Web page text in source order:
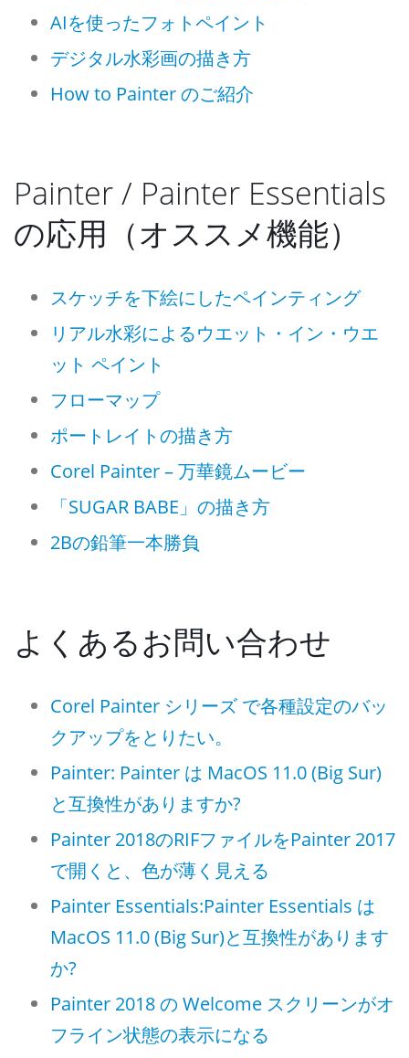
AIを使ったフォトペイント
デジタル水彩画の描き方
How to Painter のご紹介
Painter / Painter Essentials
の応用（オススメ機能）
スケッチを下絵にしたペインティング
リアル水彩によるウエット・イン・ウエ
ット ペイント
フローマップ
ポートレイトの描き方
Corel Painter – 万華鏡ムービー
「SUGAR BABE」の描き方
2Bの鉛筆一本勝負
よくあるお問い合わせ
Corel Painter シリーズ で各種設定のバッ
クアップをとりたい。
Painter: Painter は MacOS 11.0 (Big Sur)
と互換性がありますか?
Painter 2018のRIFファイルをPainter 2017
で開くと、色が薄く見える
Painter Essentials:Painter Essentials は
MacOS 11.0 (Big Sur)と互換性があります
か?
Painter 2018 の Welcome スクリーンがオ
フライン状態の表示になる